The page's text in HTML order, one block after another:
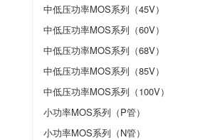
中低压功率MOS系列（45V）
中低压功率MOS系列（60V）
中低压功率MOS系列（68V）
中低压功率MOS系列（85V）
中低压功率MOS系列（100V）
小功率MOS系列（P管）
小功率MOS系列（N管）